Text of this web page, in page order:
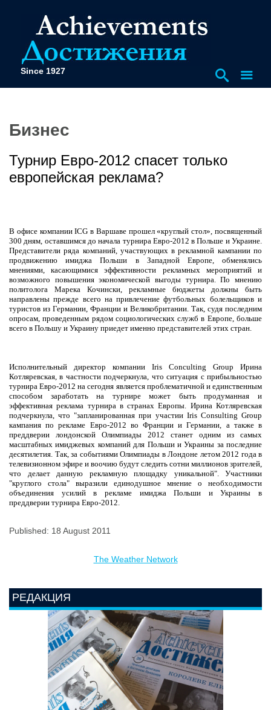
Since 1927
Бизнес
Турнир Евро-2012 спасет только
европейская реклама?
В офисе компанииICG в Варшаве прошел «круглый стол», посвященный
300 дням, оставшимся до начала турнира Евро-2012 в Польше и Украине.
Представители ряда компаний, участвующих в рекламной кампании по
продвижению имиджа Польши в Западной Европе, обменялись
мнениями, касающимися эффективности рекламных мероприятий и
возможного повышения экономической выгоды турнира. По мнению
политолога Марека Кочински, рекламные бюджеты должны быть
направлены прежде всего на привлечение футбольных болельщиков и
туристов из Германии, Франции и Великобритании. Так, судя последним
опросам, проведенным рядом социологических служб в Европе, больше
всего в Польшу и Украину приедет именно представителей этих стран.
Исполнительный директор компании Iris Conculting Group Ирина
Котляревская, в частности подчеркнула, что ситуация с прибыльностью
турнира Евро-2012 на сегодня является проблематичной и единственным
способом заработать на турнире может быть продуманная и
эффективная реклама турнира в странах Европы. Ирина Котляревская
подчеркнула, что "запланированная при участии Iris Consulting Group
кампания по рекламе Евро-2012 во Франции и Германии, а также в
преддверии лондонской Олимпиады 2012 станет одним из самых
масштабных имиджевых компаний для Польши и Украины за последние
десятилетия. Так, за событиями Олимпиады в Лондоне летом 2012 года в
телевизионном эфире и воочию будут следить сотни миллионов зрителей,
что делает данную рекламную площадку уникальной". Участники
"круглого стола" выразили единодушное мнение о необходимости
объединения усилий в рекламе имиджа Польши и Украины в
преддверии турнира Евро-2012.
Published: 18 August 2011
The Weather Network
РЕДАКЦИЯ